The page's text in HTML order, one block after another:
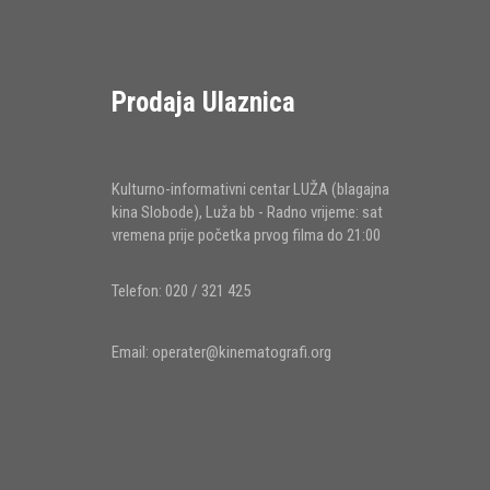
Prodaja Ulaznica
Kulturno-informativni centar LUŽA (blagajna
kina Slobode), Luža bb - Radno vrijeme: sat
vremena prije početka prvog filma do 21:00
Telefon: 020 / 321 425
Email: operater@kinematografi.org